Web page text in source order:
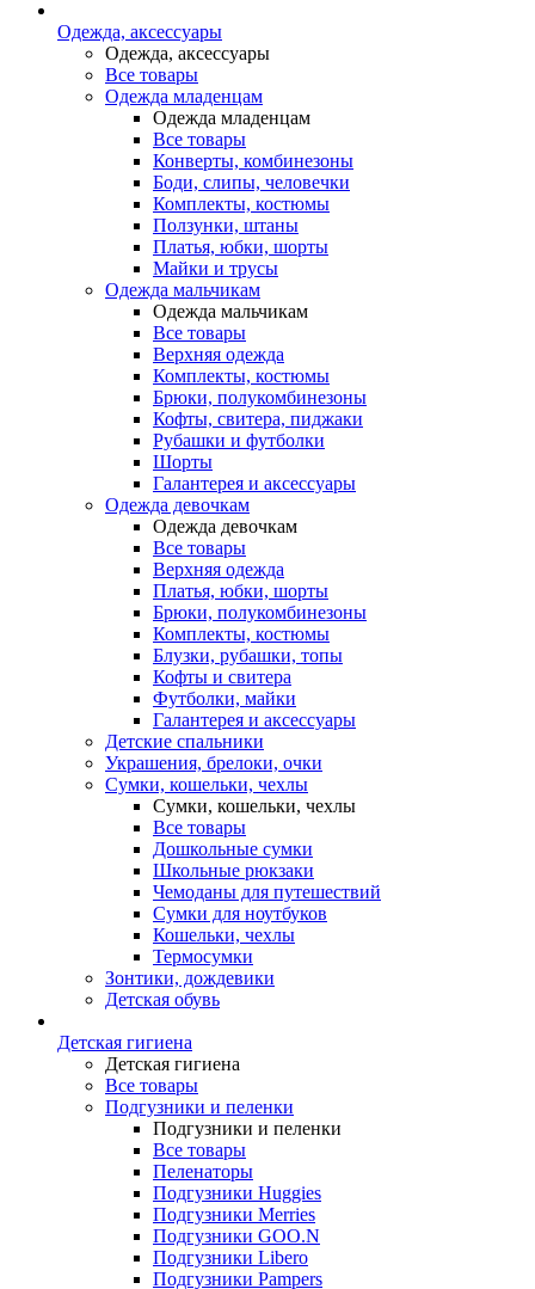
Одежда, аксессуары
Одежда, аксессуары
Все товары
Одежда младенцам
Одежда младенцам
Все товары
Конверты, комбинезоны
Боди, слипы, человечки
Комплекты, костюмы
Ползунки, штаны
Платья, юбки, шорты
Майки и трусы
Одежда мальчикам
Одежда мальчикам
Все товары
Верхняя одежда
Комплекты, костюмы
Брюки, полукомбинезоны
Кофты, свитера, пиджаки
Рубашки и футболки
Шорты
Галантерея и аксессуары
Одежда девочкам
Одежда девочкам
Все товары
Верхняя одежда
Платья, юбки, шорты
Брюки, полукомбинезоны
Комплекты, костюмы
Блузки, рубашки, топы
Кофты и свитера
Футболки, майки
Галантерея и аксессуары
Детские спальники
Украшения, брелоки, очки
Сумки, кошельки, чехлы
Сумки, кошельки, чехлы
Все товары
Дошкольные сумки
Школьные рюкзаки
Чемоданы для путешествий
Сумки для ноутбуков
Кошельки, чехлы
Термосумки
Зонтики, дождевики
Детская обувь
Детская гигиена
Детская гигиена
Все товары
Подгузники и пеленки
Подгузники и пеленки
Все товары
Пеленаторы
Подгузники Huggies
Подгузники Merries
Подгузники GOO.N
Подгузники Libero
Подгузники Pampers